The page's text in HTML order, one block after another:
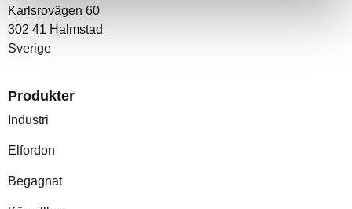
Karlsrovägen 60
302 41 Halmstad
Sverige
Produkter
Industri
Elfordon
Begagnat